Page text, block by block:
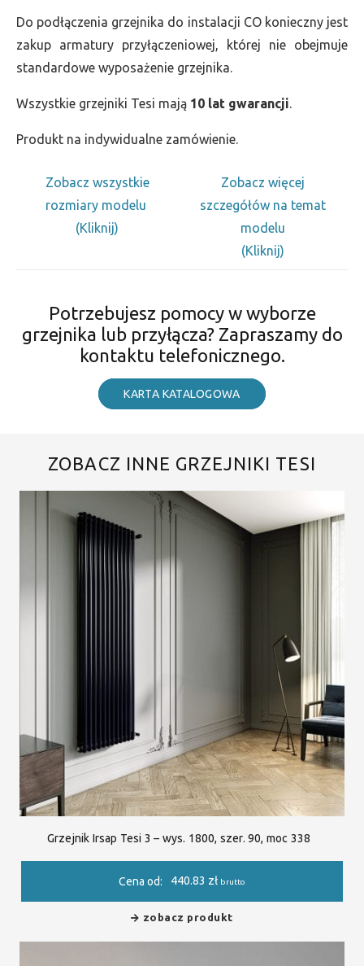
Do podłączenia grzejnika do instalacji CO konieczny jest
zakup armatury przyłączeniowej, której nie obejmuje
standardowe wyposażenie grzejnika.
Wszystkie grzejniki Tesi mają 10 lat gwarancji.
Produkt na indywidualne zamówienie.
Zobacz wszystkie
rozmiary modelu
(Kliknij)
Zobacz więcej
szczegółów na temat
modelu
(Kliknij)
Potrzebujesz pomocy w wyborze
grzejnika lub przyłącza? Zapraszamy do
kontaktu telefonicznego.
KARTA KATALOGOWA
ZOBACZ INNE GRZEJNIKI TESI
Grzejnik Irsap Tesi 3 – wys. 1800, szer. 90, moc 338
Cena od: 440.83 zł brutto
zobacz produkt